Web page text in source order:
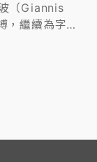
（Giannis
繼續為字母
砍將湯瑪斯
直追，衝擊